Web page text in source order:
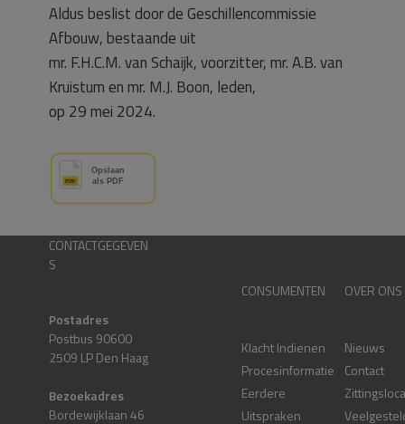
Aldus beslist door de Geschillencommissie
Afbouw, bestaande uit
mr. F.H.C.M. van Schaijk, voorzitter, mr. A.B. van
Kruistum en mr. M.J. Boon, leden,
op 29 mei 2024.
CONTACTGEGEVEN
S
Postadres
Postbus 90600
2509 LP Den Haag
Bezoekadres
Bordewijklaan 46
CONSUMENTEN
Klacht Indienen
Procesinformatie
Eerdere
Uitspraken
OVER ONS
Nieuws
Contact